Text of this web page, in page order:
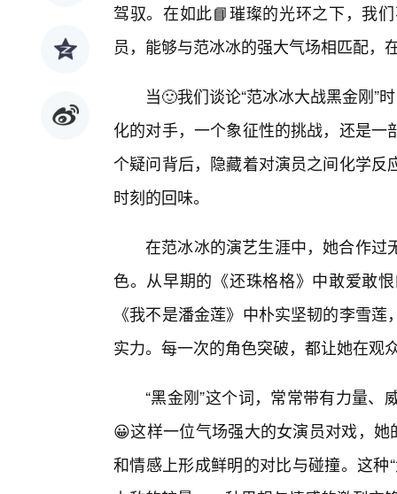
驾驭。在如此📘璀璨的光环之下，我
员，能够与范冰冰的强大气场相匹配，
当🙂我们谈论“范冰冰大战黑金刚”
化的对手，一个象征性的挑战，还是
个疑问背后，隐藏着对演员之间化学
时刻的回味。
在范冰冰的演艺生涯中，她合作过
色。从早期的《还珠格格》中敢爱敢
《我不是潘金莲》中朴实坚韧的李雪
实力。每一次的角色突破，都让她在观
“黑金刚”这个词，常常带有力量
😀这样一位气场强大的女演员对戏，
和情感上形成鲜明的对比与碰撞。这